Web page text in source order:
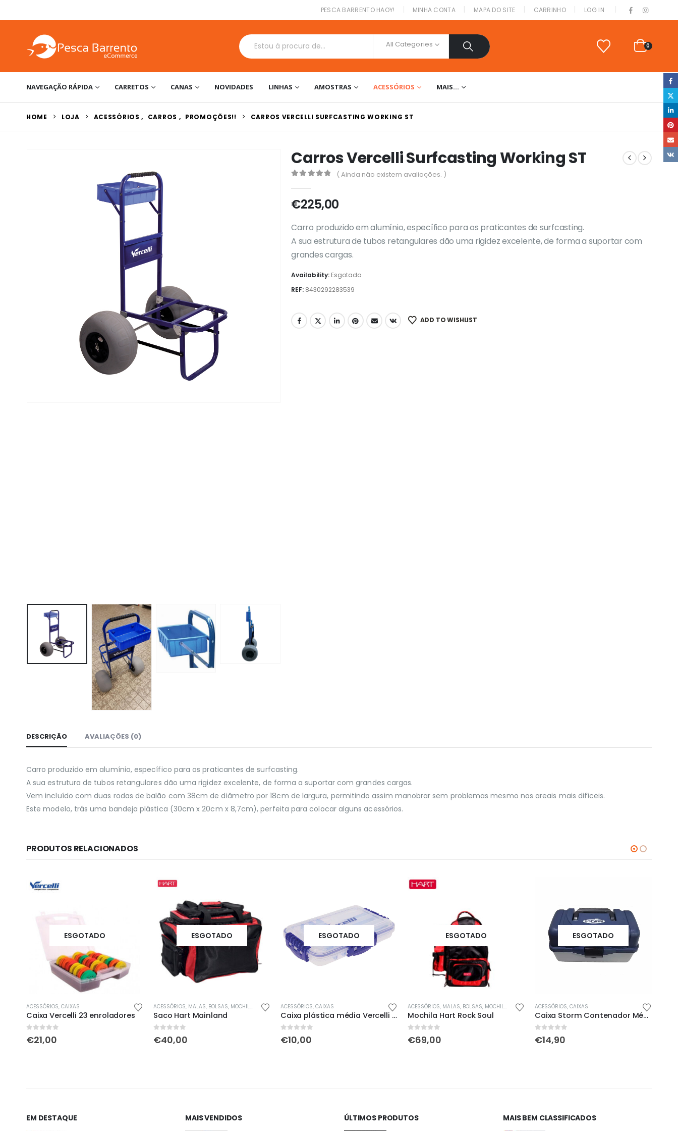
PESCA BARRENTO HAOY! MINHA CONTA MAPA DO SITE CARRINHO LOG IN
All Categories 0
NAVEGAÇÃO RÁPIDA CARRETOS CANAS NOVIDADES LINHAS AMOSTRAS ACESSÓRIOS MAIS…
HOME LOJA ACESSÓRIOS , CARROS , PROMOÇÕES!! CARROS VERCELLI SURFCASTING WORKING ST
Carros Vercelli Surfcasting Working ST
( Ainda não existem avaliações. )
€225,00
Carro produzido em alumínio, específico para os praticantes de surfcasting.
A sua estrutura de tubos retangulares dão uma rigidez excelente, de forma a suportar com
grandes cargas.
Availability: Esgotado
REF: 8430292283539
ADD TO WISHLIST
DESCRIÇÃO AVALIAÇÕES (0)
Carro produzido em alumínio, específico para os praticantes de surfcasting.
A sua estrutura de tubos retangulares dão uma rigidez excelente, de forma a suportar com grandes cargas.
Vem incluído com duas rodas de balão com 38cm de diâmetro por 18cm de largura, permitindo assim manobrar sem problemas mesmo nos areais mais difíceis.
Este modelo, trás uma bandeja plástica (30cm x 20cm x 8,7cm), perfeita para colocar alguns acessórios.
PRODUTOS RELACIONADOS
VIVEIROS / BALDES
ESGOTADO
ACESSÓRIOS, CAIXAS
Caixa Vercelli 23 enroladores
out of 5
€21,00
ESGOTADO
ACESSÓRIOS, MALAS, BOLSAS, MOCHILAS & SACOS
Saco Hart Mainland
out of 5
€40,00
ESGOTADO
ACESSÓRIOS, CAIXAS
Caixa plástica média Vercelli VS 2
out of 5
€10,00
ESGOTADO
ACESSÓRIOS, MALAS, BOLSAS, MOCHILAS & SACOS
Mochila Hart Rock Soul
out of 5
€69,00
ESGOTADO
ACESSÓRIOS, CAIXAS
Caixa Storm Contenador Média
out of 5
€14,90
EM DESTAQUE MAIS VENDIDOS ÚLTIMOS PRODUTOS MAIS BEM CLASSIFICADOS